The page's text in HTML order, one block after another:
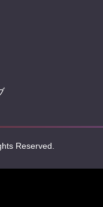
Reserved.